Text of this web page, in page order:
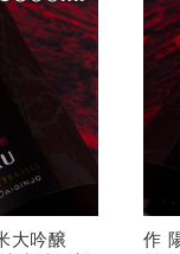
大吟醸
作